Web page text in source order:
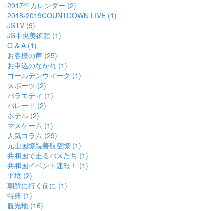
2017年カレンダー (2)
2018-2019COUNTDOWN LIVE (1)
JSTV (9)
JS中央美術館 (1)
Q & A (1)
お客様の声 (25)
お申込のながれ (1)
ゴールデンウィーク (1)
スポーツ (2)
バラエティ (1)
パレード (2)
ホテル (2)
マスゲーム (1)
人気コラム (29)
元山国際親善航空際 (1)
共和国で走るバスたち (1)
共和国イベント速報！ (1)
平壌 (2)
朝鮮に行く前に (1)
特典 (1)
観光地 (16)